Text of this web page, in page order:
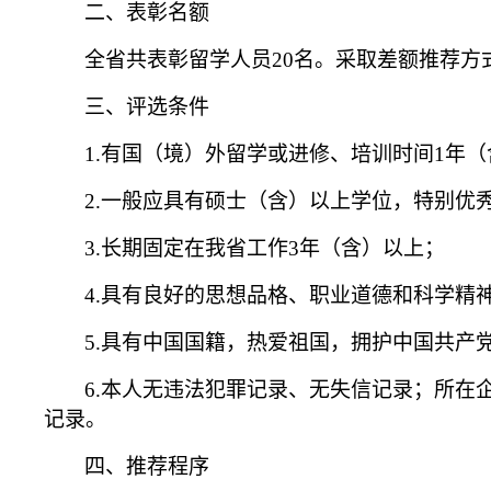
二、表彰名额
全省共表彰留学人员20名。采取差额推荐
三、评选条件
1.有国（境）外留学或进修、培训时间1年
2.一般应具有硕士（含）以上学位，特别优
3.长期固定在我省工作3年（含）以上；
4.具有良好的思想品格、职业道德和科学精
5.具有中国国籍，热爱祖国，拥护中国共产
6.本人无违法犯罪记录、无失信记录；所在
记录。
四、推荐程序